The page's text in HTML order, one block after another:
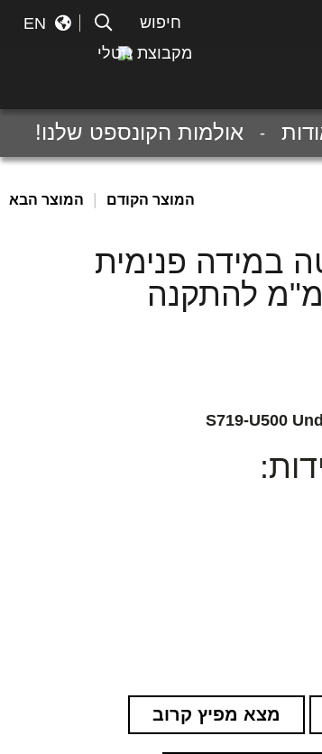
חיפוש
EN
מקבוצת נוטלי
אולמות הקונספט שלנו!
המוצר הקודם המוצר הבא
במידה פנימית
500X400 מ"מ להתקנה
S719-U500
מצא מפיץ קרוב